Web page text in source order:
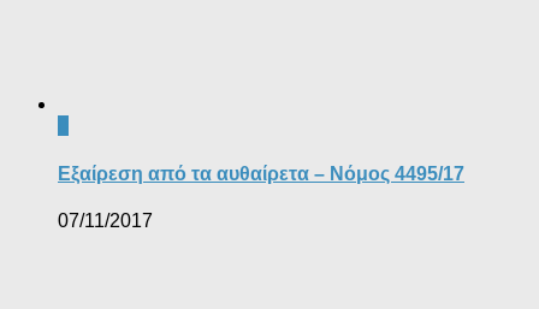
Εξαίρεση από τα αυθαίρετα – Νόμος 4495/17
07/11/2017